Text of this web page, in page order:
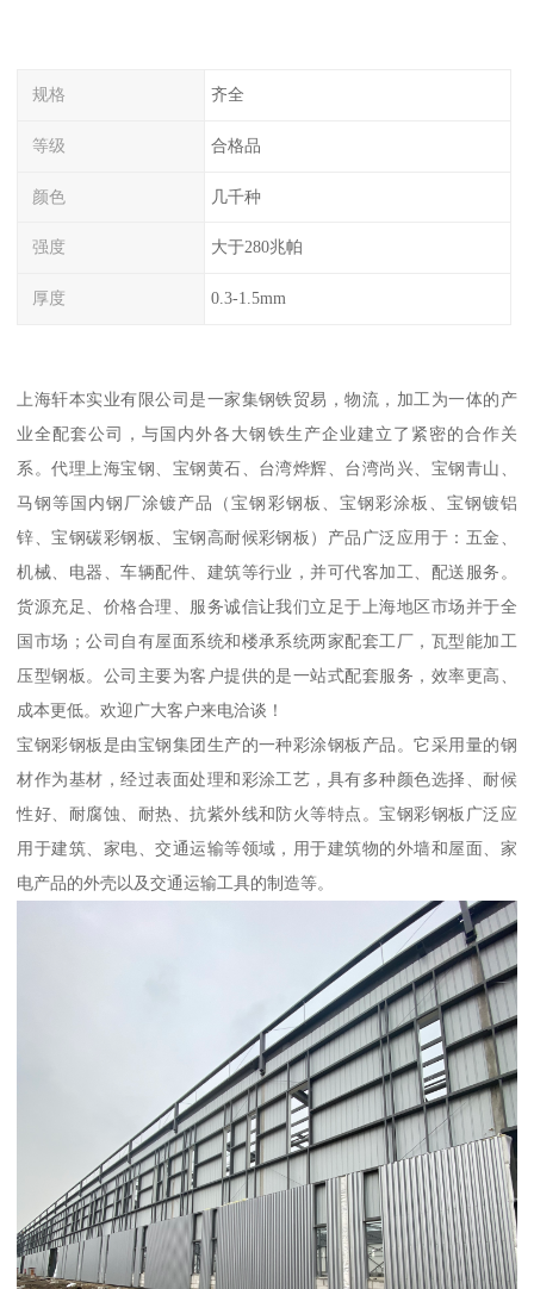
规格 齐全
等级 合格品
颜色 几千种
强度 大于280兆帕
厚度 0.3-1.5mm
上海轩本实业有限公司是一家集钢铁贸易，物流，加工为一体的产
业全配套公司，与国内外各大钢铁生产企业建立了紧密的合作关
系。代理上海宝钢、宝钢黄石、台湾烨辉、台湾尚兴、宝钢青山、
马钢等国内钢厂涂镀产品（宝钢彩钢板、宝钢彩涂板、宝钢镀铝
锌、宝钢碳彩钢板、宝钢高耐候彩钢板）产品广泛应用于：五金、
机械、电器、车辆配件、建筑等行业，并可代客加工、配送服务。
货源充足、价格合理、服务诚信让我们立足于上海地区市场并于全
国市场；公司自有屋面系统和楼承系统两家配套工厂，瓦型能加工
压型钢板。公司主要为客户提供的是一站式配套服务，效率更高、
成本更低。欢迎广大客户来电洽谈！
宝钢彩钢板是由宝钢集团生产的一种彩涂钢板产品。它采用量的钢
材作为基材，经过表面处理和彩涂工艺，具有多种颜色选择、耐候
性好、耐腐蚀、耐热、抗紫外线和防火等特点。宝钢彩钢板广泛应
用于建筑、家电、交通运输等领域，用于建筑物的外墙和屋面、家
电产品的外壳以及交通运输工具的制造等。